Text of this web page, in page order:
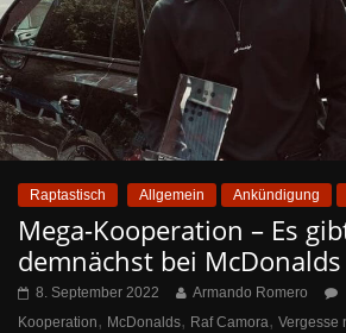
Raptastisch Allgemein Ankündigung
Mega-Kooperation – Es
demnächst bei McDonalds
8. September 2022 Armando Romero
Kooperation, McDonalds, Raf Camora, Vergesse